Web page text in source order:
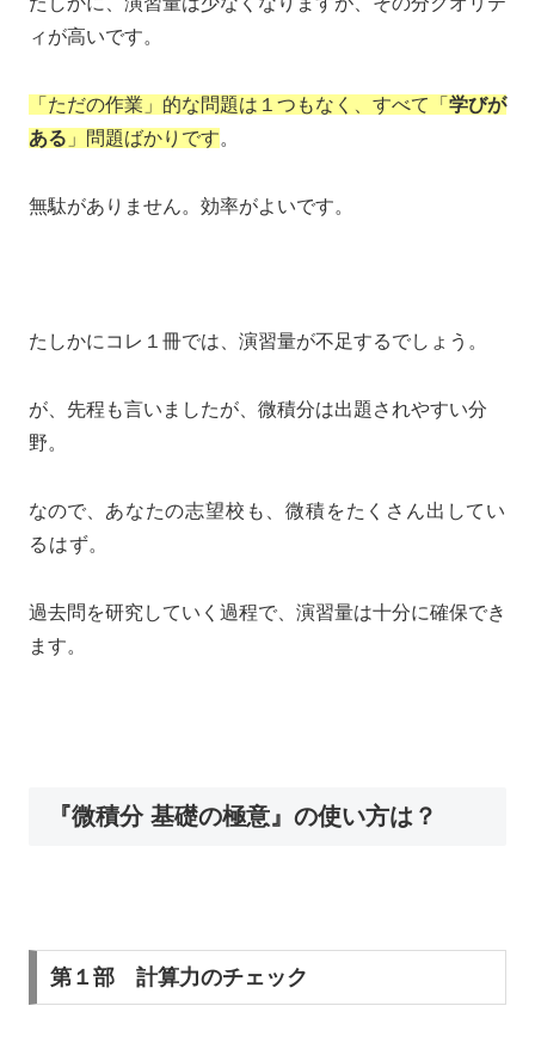
ィが高いです。
「ただの作業」的な問題は１つもなく、すべて「 学びが
ある 」問題ばかりです。
無駄がありません。効率がよいです。
たしかにコレ１冊では、演習量が不足するでしょう。
が、先程も言いましたが、微積分は出題されやすい分
野。
なので、 あなたの志望校も、微積をたくさん出してい
るはず。
過去問を研究していく過程で、演習量は十分に確保でき
ます。
『微積分 基礎の極意』の使い方は？
第１部 計算力のチェック